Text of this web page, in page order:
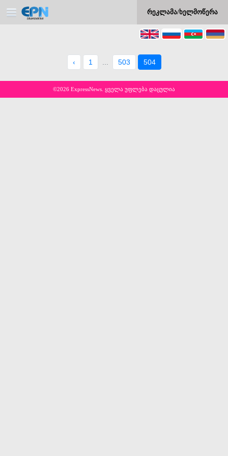
რეკლამა/ხელმოწერა
‹ 1 503 504
©2026 ExpressNews. ყველა უფლება დაცულია